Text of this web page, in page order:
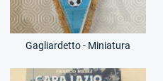
Gagliardetto - Miniatura